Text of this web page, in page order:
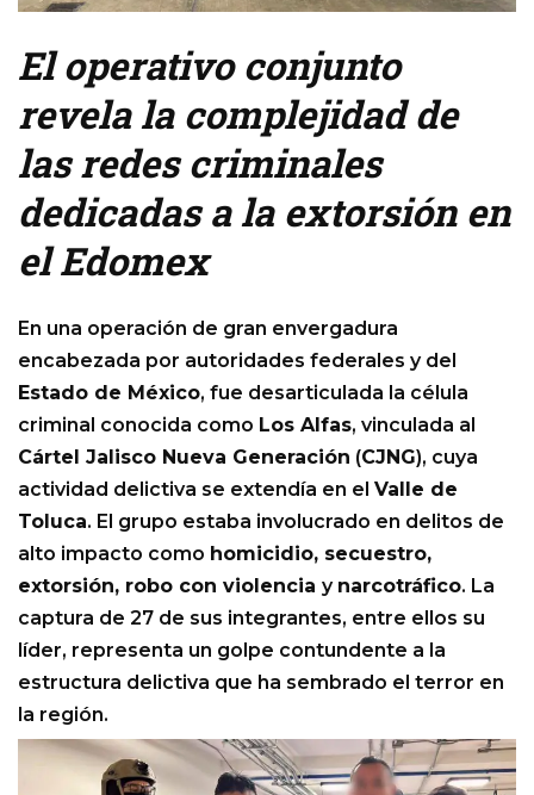
El operativo conjunto
revela la complejidad de
las redes criminales
dedicadas a la extorsión en
el Edomex
En una operación de gran envergadura
encabezada por autoridades federales y del
Estado de México, fue desarticulada la célula
criminal conocida como Los Alfas, vinculada al
Cártel Jalisco Nueva Generación (CJNG), cuya
actividad delictiva se extendía en el Valle de
Toluca. El grupo estaba involucrado en delitos de
alto impacto como homicidio, secuestro,
extorsión, robo con violencia y narcotráfico. La
captura de 27 de sus integrantes, entre ellos su
líder, representa un golpe contundente a la
estructura delictiva que ha sembrado el terror en
la región.